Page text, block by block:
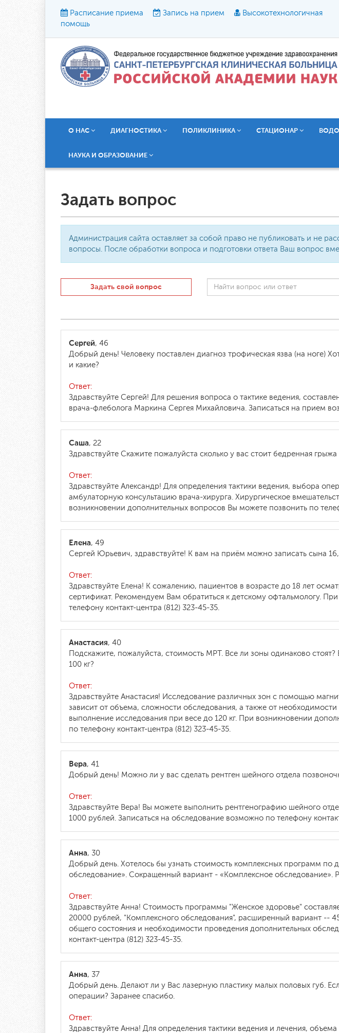
Расписание приема Запись на прием
Высокотехнологичная
помощь
Размер шрифта: A A A
Текст: Кириллица
О НАС ДИАГНОСТИКА ПОЛИКЛИНИКА СТАЦИОНАР
НАУКА И ОБРАЗОВАНИЕ
Задать вопрос
Администрация сайта оставляет за собой право не публиковать и не
вопросы. После обработки вопроса и подготовки ответа Ваш вопрос
Задать свой вопрос
Сергей, 46
Добрый день! Человеку поставлен диагноз трофическая язва (на ноге)
и какие?
Ответ:
Здравствуйте Сергей! Для решения вопроса о тактике ведения,
врача-флеболога Маркина Сергея Михайловича. Записаться на прием
Саша, 22
Здравствуйте Скажите пожалуйста сколько у вас стоит бедренная
Ответ:
Здравствуйте Александр! Для определения тактики ведения, выбора
амбулаторную консультацию врача-хирурга. Хирургическое
возникновении дополнительных вопросов Вы можете позвонить по
Елена, 49
Сергей Юрьевич, здравствуйте! К вам на приём можно записать сына
Ответ:
Здравствуйте Елена! К сожалению, пациентов в возрасте до 18 лет
сертификат. Рекомендуем Вам обратиться к детскому офтальмологу.
телефону контакт-центра (812) 323-45-35.
Анастасия, 40
Подскажите, пожалуйста, стоимость МРТ. Все ли зоны одинаково
100 кг?
Ответ:
Здравствуйте Анастасия! Исследование различных зон с помощью
зависит от объема, сложности обследования, а также от
выполнение исследования при весе до 120 кг. При возникновении
по телефону контакт-центра (812) 323-45-35.
Вера, 41
Добрый день! Можно ли у вас сделать рентген шейного отдела
Ответ:
Здравствуйте Вера! Вы можете выполнить рентгенографию шейного
1000 рублей. Записаться на обследование возможно по телефону
Анна, 30
Добрый день. Хотелось бы узнать стоимость комплексных программ по
обследование». Сокращенный вариант - «Комплексное обследование».
Ответ:
Здравствуйте Анна! Стоимость программы "Женское здоровье"
20000 рублей, "Комплексного обследования", расширенный вариант --
общего состояния и необходимости проведения дополнительных
контакт-центра (812) 323-45-35.
Анна, 37
Добрый день. Делают ли у Вас лазерную пластику малых половых губ.
операции? Заранее спасибо.
Ответ:
Здравствуйте Анна! Для определения тактики ведения и лечения,